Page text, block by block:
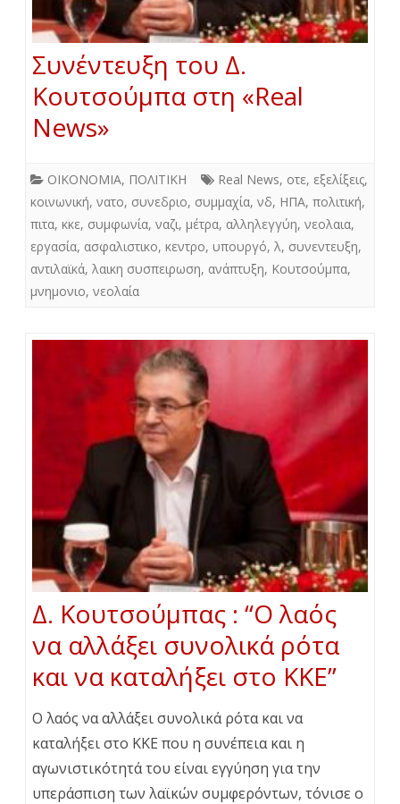
Συνέντευξη του Δ.
Κουτσούμπα στη «Real
News»
ΟΙΚΟΝΟΜΙΑ, ΠΟΛΙΤΙΚΗ Real News, οτε, εξελίξεις,
κοινωνική, νατο, συνεδριο, συμμαχία, νδ, ΗΠΑ, πολιτική,
πιτα, κκε, συμφωνία, ναζι, μέτρα, αλληλεγγύη, νεολαια,
εργασία, ασφαλιστικο, κεντρο, υπουργό, λ, συνεντευξη,
αντιλαϊκά, λαικη συσπειρωση, ανάπτυξη, Κουτσούμπα,
μνημονιο, νεολαία
Δ. Κουτσούμπας : “Ο λαός
να αλλάξει συνολικά ρότα
και να καταλήξει στο ΚΚΕ”
Ο λαός να αλλάξει συνολικά ρότα και να
καταλήξει στο ΚΚΕ που η συνέπεια και η
αγωνιστικότητά του είναι εγγύηση για την
υπεράσπιση των λαϊκών συμφερόντων, τόνισε ο